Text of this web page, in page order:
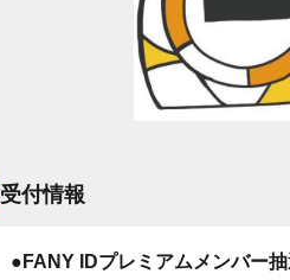
受付情報
●FANY IDプレミアムメンバー